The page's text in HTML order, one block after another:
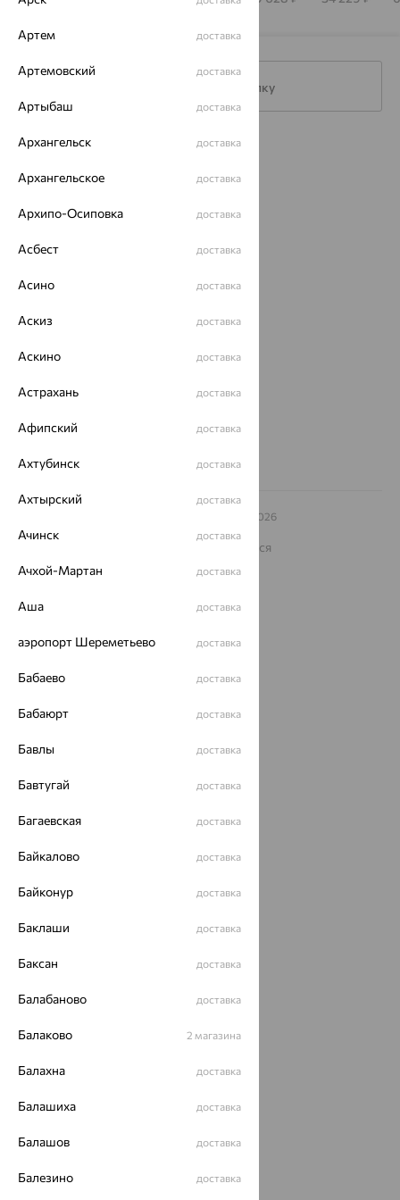
Подписаться на рассылку
Каталог
Акции
Магазины
Покупателям
О нас
Магазины и доставка
еще 3
8 (800) 250-02-30
– 2026
Архив акций
На информационном ресурсе применяются
Политика конфеденциальности
Артем доставка
Артемовский доставка
Артыбаш доставка
Архангельск доставка
Архангельское доставка
Архипо-Осиповка доставка
Асбест доставка
Асино доставка
Аскиз доставка
Аскино доставка
Астрахань доставка
Афипский доставка
Ахтубинск доставка
Ахтырский доставка
Ачинск доставка
Ачхой-Мартан доставка
Аша доставка
аэропорт Шереметьево доставка
Бабаево доставка
Бабаюрт доставка
Бавлы доставка
Бавтугай доставка
Багаевская доставка
Байкалово доставка
Байконур доставка
Баклаши доставка
Баксан доставка
Балабаново доставка
Балаково 2 магазина
Балахна доставка
Балашиха доставка
Балашов доставка
Балезино доставка